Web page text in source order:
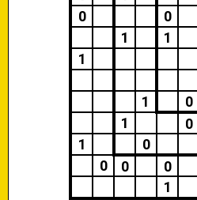
0
0
1
1
1
1
0
1
0
1
0
0
0 0
1